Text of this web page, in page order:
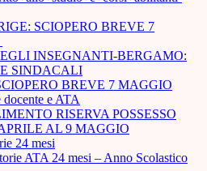
SCIOPERO BREVE 7
INSEGNANTI-BERGAMO:
SINDACALI
BREVE 7 MAGGIO
docente e ATA
RISERVA POSSESSO
AL 9 MAGGIO
24 mesi
ATA 24 mesi – Anno Scolastico